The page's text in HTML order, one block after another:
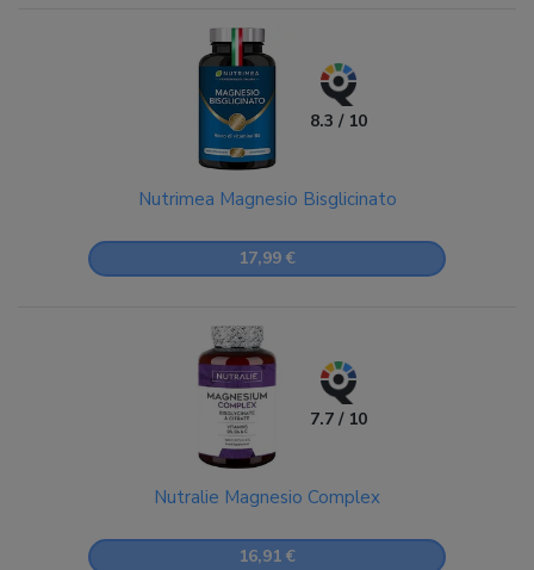
8.3 / 10
Nutrimea Magnesio Bisglicinato
17,99 €
7.7 / 10
Nutralie Magnesio Complex
16,91 €